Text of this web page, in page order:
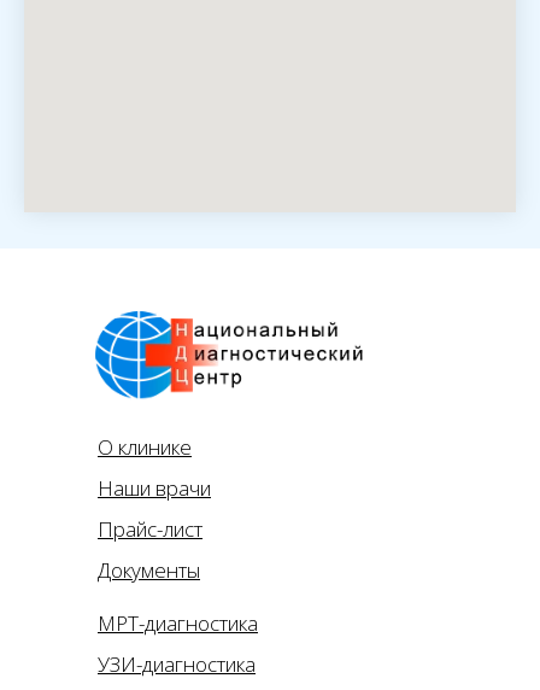
О клинике
Наши врачи
Прайс-лист
Документы
МРТ-диагностика
УЗИ-диагностика